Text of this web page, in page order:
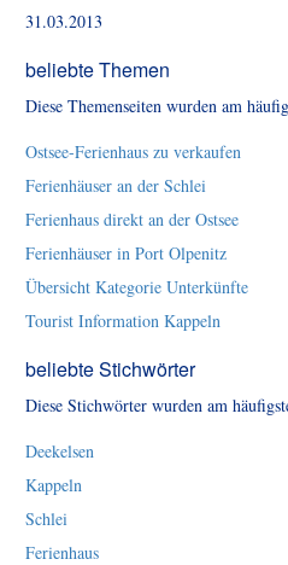
31.03.2013
beliebte Themen
Diese Themenseiten wurden am
Ostsee-Ferienhaus zu verkaufen
Ferienhäuser an der Schlei
Ferienhaus direkt an der Ostsee
Ferienhäuser in Port Olpenitz
Übersicht Kategorie Unterkünfte
Tourist Information Kappeln
beliebte Stichwörter
Diese Stichwörter wurden am
Deekelsen
Kappeln
Schlei
Ferienhaus